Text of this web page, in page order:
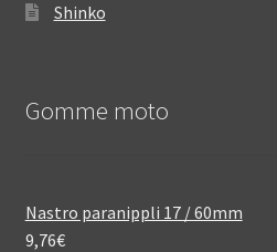
Shinko
Gomme moto
Nastro paranippli 17 / 60mm
9,76€